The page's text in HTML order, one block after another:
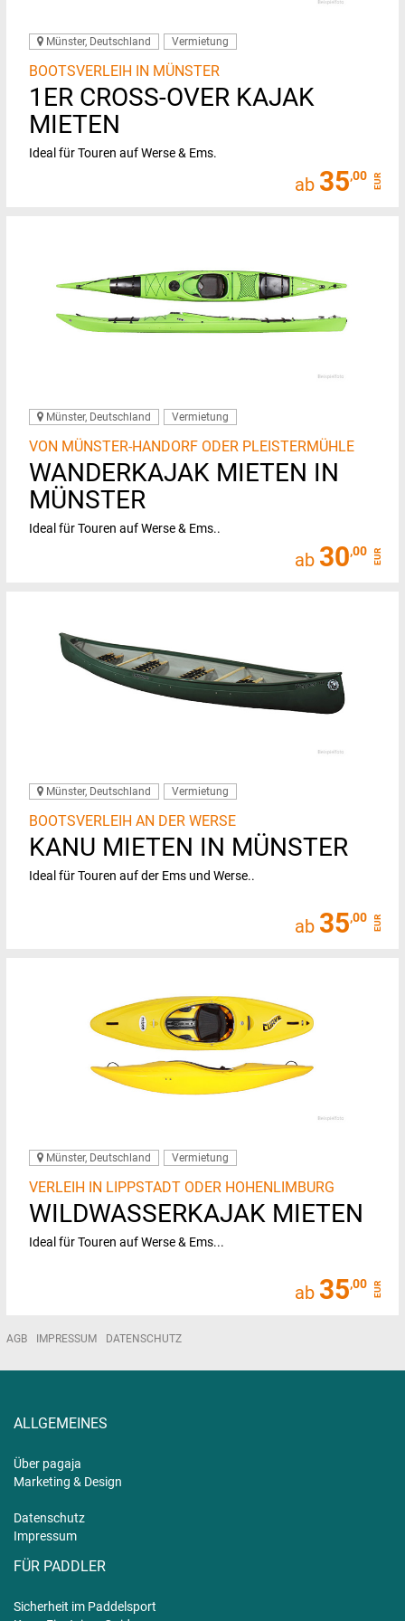
Münster, Deutschland Vermietung
BOOTSVERLEIH IN MÜNSTER
1ER CROSS-OVER KAJAK
MIETEN
Ideal für Touren auf Werse & Ems.
ab 35,00 EUR
Münster, Deutschland Vermietung
VON MÜNSTER-HANDORF ODER PLEISTERMÜHLE
WANDERKAJAK MIETEN IN
MÜNSTER
Ideal für Touren auf Werse & Ems..
ab 30,00 EUR
Münster, Deutschland Vermietung
BOOTSVERLEIH AN DER WERSE
KANU MIETEN IN MÜNSTER
Ideal für Touren auf der Ems und Werse..
ab 35,00 EUR
Münster, Deutschland Vermietung
VERLEIH IN LIPPSTADT ODER HOHENLIMBURG
WILDWASSERKAJAK MIETEN
Ideal für Touren auf Werse & Ems...
ab 35,00 EUR
AGB IMPRESSUM DATENSCHUTZ
ALLGEMEINES
Über pagaja
Marketing & Design
Datenschutz
Impressum
FÜR PADDLER
Sicherheit im Paddelsport